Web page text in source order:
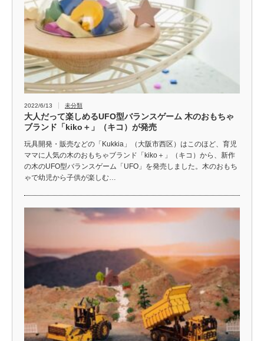
2022/6/13 未分類
大人だって楽しめるUFO型バランスゲーム 木のおもちゃ
ブランド「kiko＋」（キコ）が発売
玩具開発・販売などの「Kukkia」（大阪市西区）はこのほど、育児
ママに人気の木のおもちゃブランド「kiko＋」（キコ）から、新作
の木のUFO型バランスゲーム「UFO」を発売しました。木のおもち
ゃで幼児から子供が楽しむ…